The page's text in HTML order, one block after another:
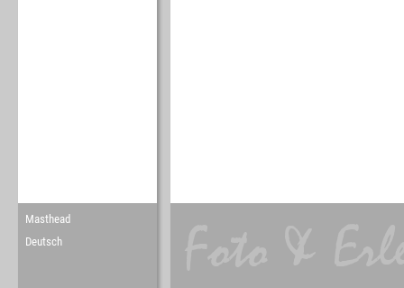
Masthead
Deutsch